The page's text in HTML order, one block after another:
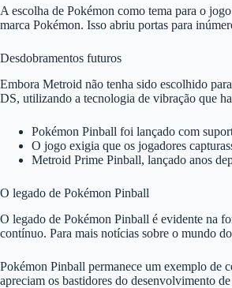
A escolha de Pokémon como tema para o
marca Pokémon. Isso abriu portas para
Desdobramentos futuros
Embora Metroid não tenha sido escolhido
DS, utilizando a tecnologia de vibração que
Pokémon Pinball foi lançado com
O jogo exigia que os jogadores
Metroid Prime Pinball, lançado anos
O legado de Pokémon Pinball
O legado de Pokémon Pinball é evidente na
contínuo. Para mais notícias sobre o mundo
Pokémon Pinball permanece um exemplo de
apreciam os bastidores do desenvolvimento